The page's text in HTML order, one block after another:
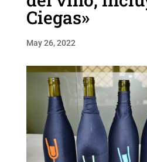
Ciegas»
May 26, 2022